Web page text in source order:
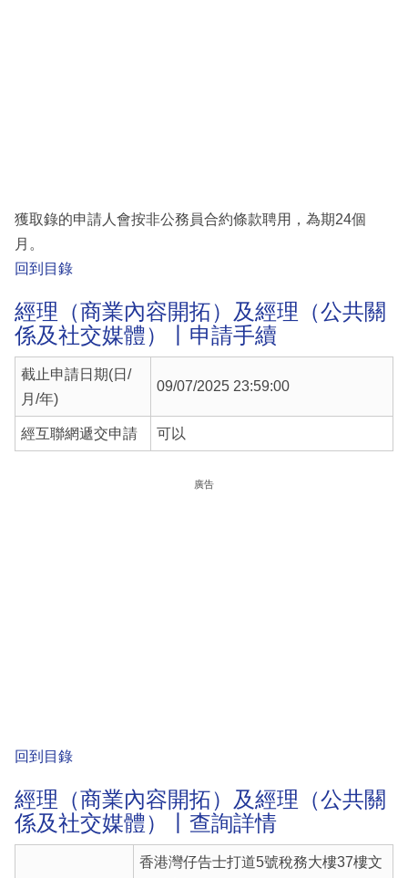
獲取錄的申請人會按非公務員合約條款聘用，為期24個
月。
回到目錄
經理（商業內容開拓）及經理（公共關
係及社交媒體）丨申請手續
截止申請日期(日/
月/年)
09/07/2025 23:59:00
經互聯網遞交申請 可以
廣告
回到目錄
經理（商業內容開拓）及經理（公共關
係及社交媒體）丨查詢詳情
香港灣仔告士打道5號稅務大樓37樓文